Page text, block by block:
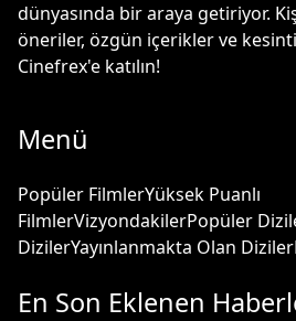
dünyasında bir araya getiriyor.
öneriler, özgün içerikler ve
Cinefrex'e katılın!
Menü
Popüler FilmlerYüksek Puanlı
FilmlerVizyondakilerPopüler
DizilerYayınlanmakta Olan Diziler
En Son Eklenen